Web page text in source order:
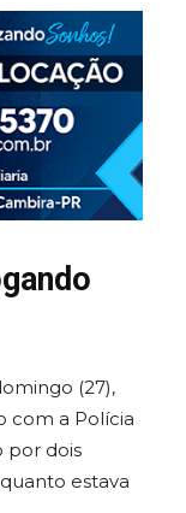
(27),
com a Polícia
por dois
estava